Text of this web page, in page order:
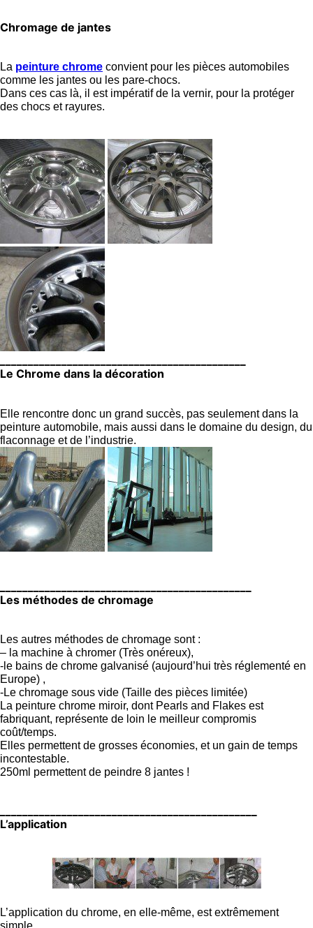
Chromage de jantes
La peinture chrome convient pour les pièces automobiles
comme les jantes ou les pare-chocs.
Dans ces cas là, il est impératif de la vernir, pour la protéger
des chocs et rayures.
Le Chrome dans la décoration
Elle rencontre donc un grand succès, pas seulement dans la
peinture automobile, mais aussi dans le domaine du design, du
flaconnage et de l’industrie.
Les méthodes de chromage
Les autres méthodes de chromage sont :
– la machine à chromer (Très onéreux),
-le bains de chrome galvanisé (aujourd’hui très réglementé en
Europe) ,
-Le chromage sous vide (Taille des pièces limitée)
La peinture chrome miroir, dont Pearls and Flakes est
fabriquant, représente de loin le meilleur compromis
coût/temps.
Elles permettent de grosses économies, et un gain de temps
incontestable.
250ml permettent de peindre 8 jantes !
L’application
L’application du chrome, en elle-même, est extrêmement
simple.